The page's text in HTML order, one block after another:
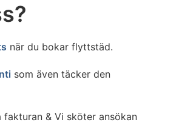
när du bokar flyttstäd.
som även täcker den
& Vi sköter ansökan